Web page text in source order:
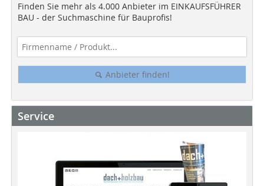
Finden Sie mehr als 4.000 Anbieter im EINKAUFSFÜHRER
BAU - der Suchmaschine für Bauprofis!
Anbieter finden!
Service